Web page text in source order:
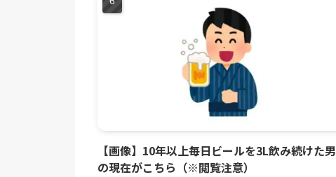
【画像】10年以上毎日ビールを3L飲み続けた男
の現在がこちら（※閲覧注意）